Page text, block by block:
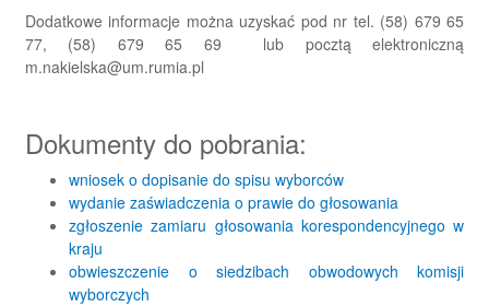
Dodatkowe informacje można uzyskać pod nr tel. (58) 679 65
77, (58) 679 65 69 lub pocztą elektroniczną
m.nakielska@um.rumia.pl
Dokumenty do pobrania:
wniosek o dopisanie do spisu wyborców
wydanie zaświadczenia o prawie do głosowania
zgłoszenie zamiaru głosowania korespondencyjnego w
kraju
obwieszczenie o siedzibach obwodowych komisji
wyborczych